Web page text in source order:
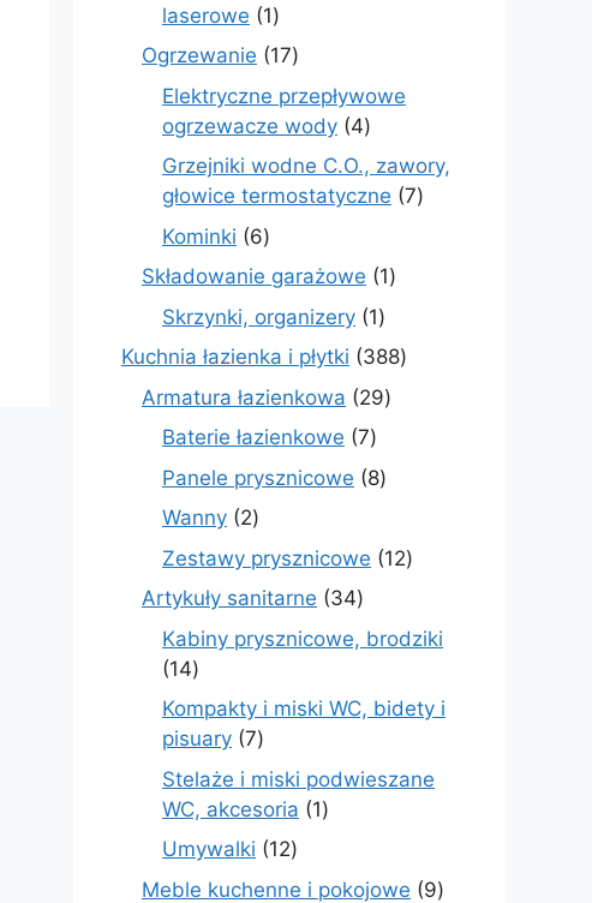
laserowe
11
produkt
Ogrzewanie 1717
produktów
Elektryczne przepływowe
ogrzewacze wody 44
Grzejniki wodne C.O., zawory,
głowice termostatyczne 77
Kominki 66
produktów
Składowanie garażowe 11
Skrzynki, organizery 11
produkt
Kuchnia łazienka i płytki 388388
Armatura łazienkowa 2929
Baterie łazienkowe 77
produktów
Panele prysznicowe 88
Wanny 22
produkty
Zestawy prysznicowe 1212
Artykuły sanitarne 3434
produkty
Kabiny prysznicowe, brodziki
1414
produktów
Kompakty i miski WC, bidety i
pisuary 77
produktów
Stelaże i miski podwieszane
WC, akcesoria
11
Umywalki 1212
produktów
Meble kuchenne i pokojowe 99